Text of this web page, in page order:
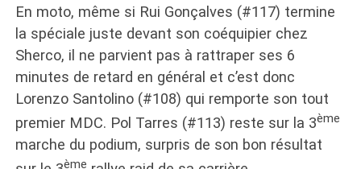
En moto, même si Rui Gonçalves (#117) termine
la spéciale juste devant son coéquipier chez
Sherco, il ne parvient pas à rattraper ses 6
minutes de retard en général et c’est donc
Lorenzo Santolino (#108) qui remporte son tout
premier MDC. Pol Tarres (#113) reste sur la 3ème
marche du podium, surpris de son bon résultat
ème